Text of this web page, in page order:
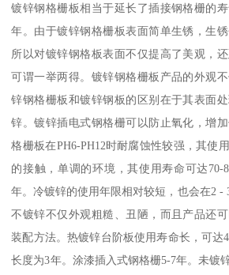
镀锌钢格栅板相当于延长了插接钢格栅的
年。由于镀锌钢格栅板表面简单生锈，生
所以对镀锌钢格板表面不仅提高了美观，
可谓一举两得。镀锌钢格栅板产品的外观
锌钢格栅板和镀锌钢板的区别在于其表面
锌。镀锌插电式钢格栅可以防止氧化，增
格栅板在PH6-PH12时耐腐蚀性较强，其使
的接触，单调的环境，其使用寿命可达70-
年。冷镀锌的使用年限相对较短，也会在2 -
不镀锌不仅外观粗糙、丑陋，而且产品还
装配方法。热镀锌台阶板使用寿命长，可达
长度为3年。涂漆插入式钢格栅5-7年。未镀